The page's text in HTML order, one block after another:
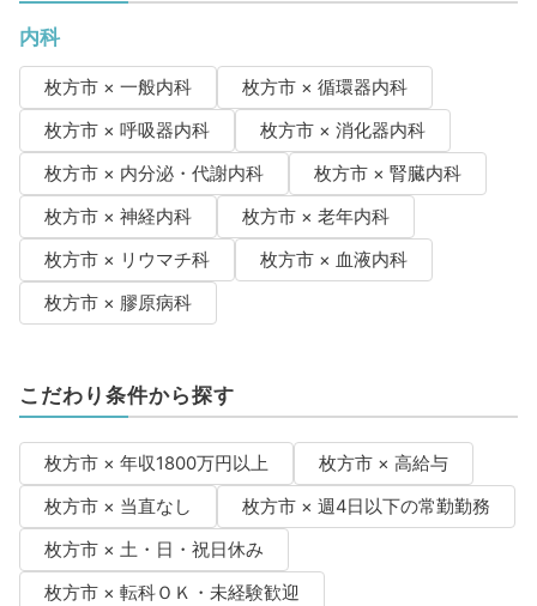
内科
枚方市 × 一般内科
枚方市 × 循環器内科
枚方市 × 呼吸器内科
枚方市 × 消化器内科
枚方市 × 内分泌・代謝内科
枚方市 × 腎臓内科
枚方市 × 神経内科
枚方市 × 老年内科
枚方市 × リウマチ科
枚方市 × 血液内科
枚方市 × 膠原病科
こだわり条件から探す
枚方市 × 年収1800万円以上
枚方市 × 高給与
枚方市 × 当直なし
枚方市 × 週4日以下の常勤勤務
枚方市 × 土・日・祝日休み
枚方市 × 転科ＯＫ・未経験歓迎